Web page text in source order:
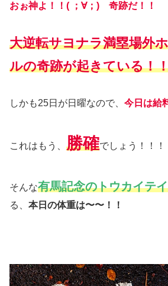
おぉ神よ！！( ；∀；) 奇跡だ！！
大逆転サヨナラ満塁場外
ルの奇跡が起きている！
しかも25日が日曜なので、 今日は給
これはもう、 勝確でしょう！！！
そんな有馬記念のトウカイテ
る、 本日の体重は〜〜！！